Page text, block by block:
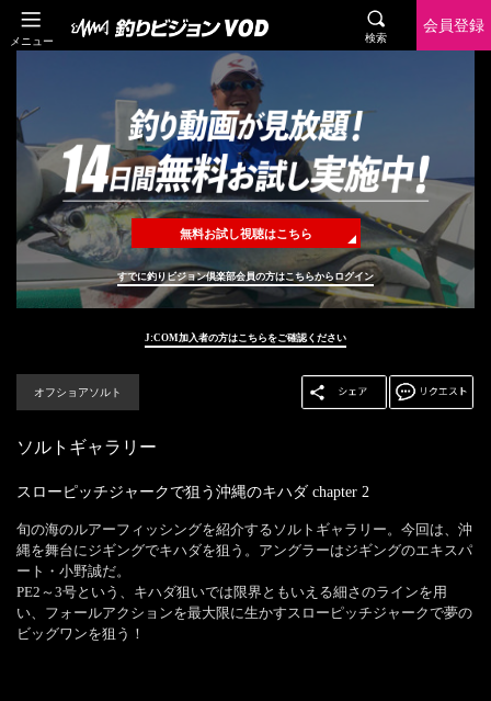
メニュー 検索
会員登録
無料お試し視聴はこちら
すでに釣りビジョン倶楽部会員の方はこちらからログイン
J:COM加入者の方はこちらをご確認ください
オフショアソルト
ソルトギャラリー
スローピッチジャークで狙う沖縄のキハダ chapter 2
旬の海のルアーフィッシングを紹介するソルトギャラリー。今回は、沖
縄を舞台にジギングでキハダを狙う。アングラーはジギングのエキスパ
ート・小野誠だ。
PE2～3号という、キハダ狙いでは限界ともいえる細さのラインを用
い、フォールアクションを最大限に生かすスローピッチジャークで夢の
ビッグワンを狙う！